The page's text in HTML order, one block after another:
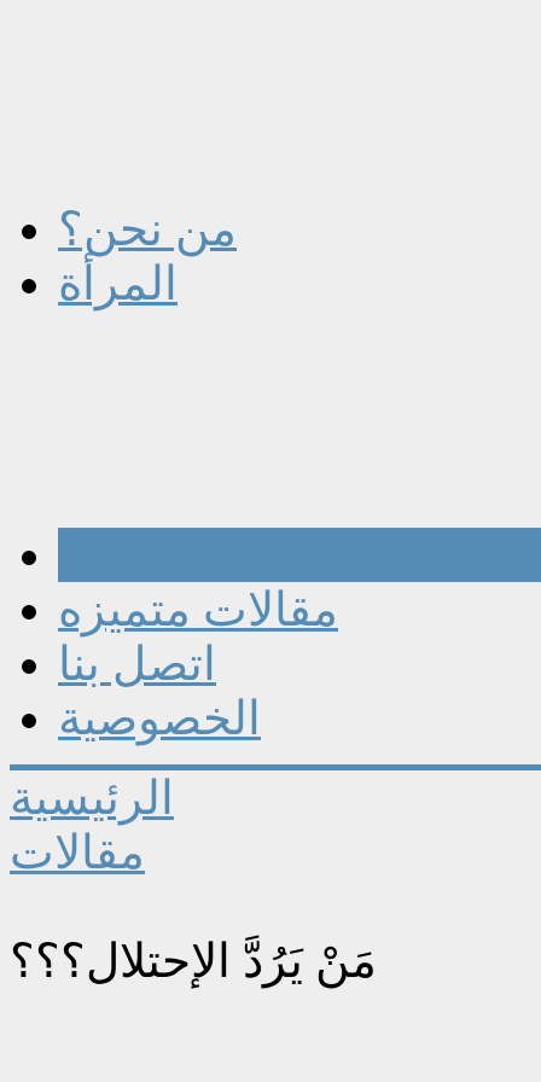
من نحن؟
المرأة
مقالات متميزه
اتصل بنا
الخصوصية
الرئيسية
مقالات
مَنْ يَرُدَّ الإحتلال؟؟؟